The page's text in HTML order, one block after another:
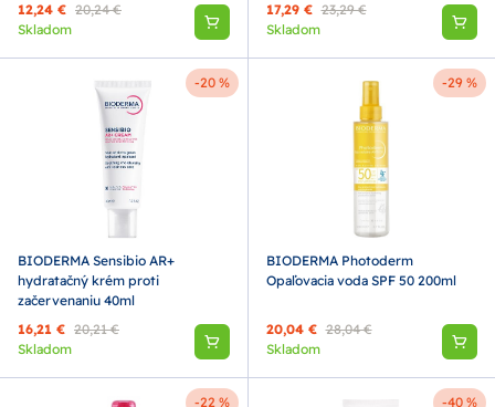
12,24 € 20,24 €
Skladom
17,29 € 23,29 €
Skladom
-20 %
BIODERMA Sensibio AR+
hydratačný krém proti
začervenaniu 40ml
16,21 € 20,21 €
Skladom
-29 %
BIODERMA Photoderm
Opaľovacia voda SPF 50 200ml
20,04 € 28,04 €
Skladom
-22 % -40 %